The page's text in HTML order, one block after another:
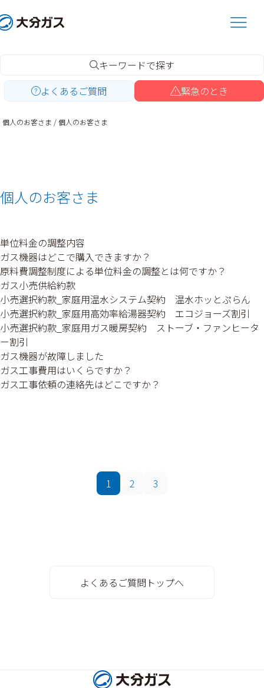
容
を
キーワードで探す
よくあるご質問
緊急のとき
個人のお客さま 個人のお客さま
個人のお客さま
単位料金の調整内容
ガス機器はどこで購入できますか？
原料費調整制度による単位料金の調整とは何ですか？
ガス小売供給約款
小売選択約款_家庭用温水システム契約 温水ホッとぷらん
小売選択約款_家庭用高効率給湯器契約 エコジョーズ割引
小売選択約款_家庭用ガス暖房契約 ストーブ・ファンヒータ
ー割引
ガス機器が故障しました
ガス工事費用はいくらですか？
ガス工事依頼の連絡先はどこですか？
1 2 3
よくあるご質問トップへ